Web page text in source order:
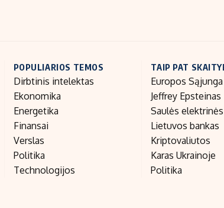
POPULIARIOS TEMOS
Dirbtinis intelektas
Ekonomika
Energetika
Finansai
Verslas
Politika
Technologijos
TAIP PAT
Europos Sąjunga
Jeffrey Epsteinas
Saulės elektrinės
Lietuvos bankas
Kriptovaliutos
Karas Ukrainoje
Politika